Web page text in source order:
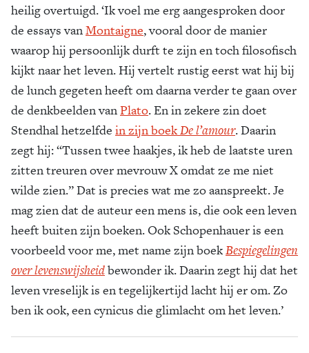
heilig overtuigd. ‘Ik voel me erg aangesproken door
de essays vanMontaigne, vooral door de manier
waarop hij persoonlijk durft te zijn en toch filosofisch
kijkt naar het leven. Hij vertelt rustig eerst wat hij bij
de lunch gegeten heeft om daarna verder te gaan over
de denkbeelden vanPlato. En in zekere zin doet
Stendhal hetzelfde in zijn boekDe l’amour. Daarin
zegt hij: “Tussen twee haakjes, ik heb de laatste uren
zitten treuren over mevrouw X omdat ze me niet
wilde zien.” Dat is precies wat me zo aanspreekt. Je
mag zien dat de auteur een mens is, die ook een leven
heeft buiten zijn boeken. Ook Schopenhauer is een
voorbeeld voor me, met name zijn boekBespiegelingen
over levenswijsheidbewonder ik. Daarin zegt hij dat het
leven vreselijk is en tegelijkertijd lacht hij er om. Zo
ben ik ook, een cynicus die glimlacht om het leven.’